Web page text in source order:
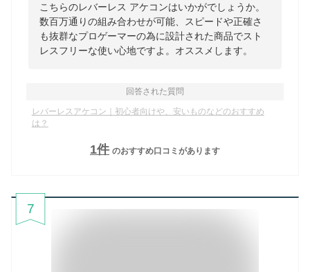
こちらのレバーレス アケコンはいかがでしょうか。
数百万通りの組み合わせが可能、スピードや正確さ
も抜群なプロゲーマーの為に設計された商品でスト
レスフリーな使い心地ですよ。オススメします。
回答された質問
レバーレスアケコン｜初心者向けや、安いものなどのおすすめ
は？
1件 のおすすめ口コミがあります
7